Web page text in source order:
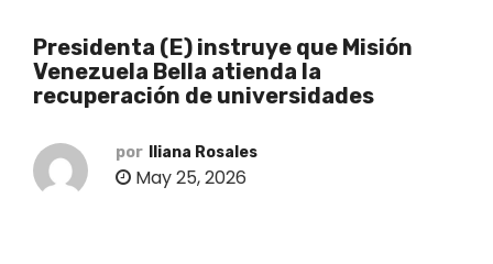
Presidenta (E) instruye que Misión
Venezuela Bella atienda la
recuperación de universidades
por Iliana Rosales
May 25, 2026